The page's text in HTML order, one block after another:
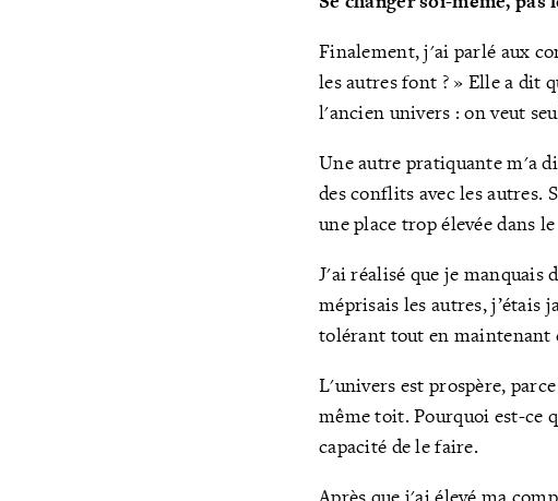
Finalement, j'ai parlé aux
les autres font ? » Elle a dit
l'ancien univers : on veut
Une autre pratiquante m'a
des conflits avec les autres.
une place trop élevée dans
J'ai réalisé que je manquais
méprisais les autres, j’étais
tolérant tout en maintenant
L'univers est prospère,
même toit. Pourquoi est-ce
capacité de le faire.